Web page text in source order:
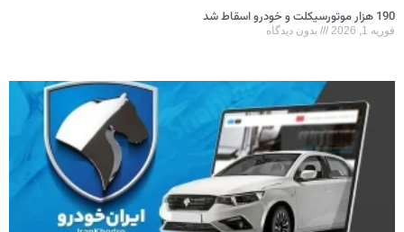
190 هزار موتورسیکلت و خودرو اسقاط شد
فوریه 1, 2026 بدون دیدگاه